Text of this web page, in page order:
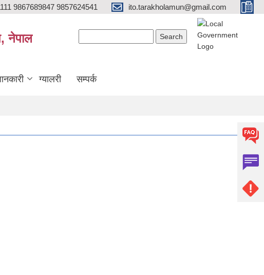
9867689847 9857624541 ito.tarakholamun@gmail.com
नेपाल
ग्यालरी सम्पर्क